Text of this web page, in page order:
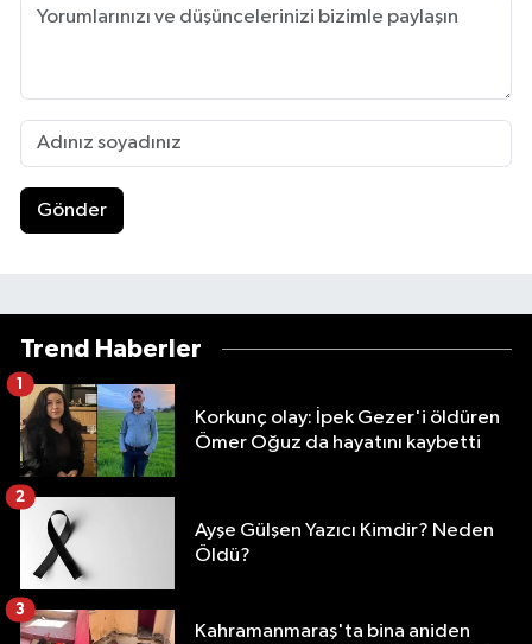
Gönder
Trend Haberler
Korkunç olay: İpek Gezer'i öldüren
Ömer Oğuz da hayatını kaybetti
1
Ayşe Gülşen Yazıcı Kimdir? Neden
Öldü?
2
Kahramanmaraş'ta bina aniden
3